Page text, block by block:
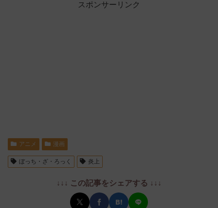
スポンサーリンク
アニメ 漫画
ぼっち・ざ・ろっく 炎上
↓↓↓ この記事をシェアする ↓↓↓